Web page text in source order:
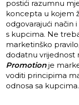
postići razumnu
koncepta u kojem
odgovarajući način
s kupcima. Ne
marketinško
dodatnu vrijednost
Promotionje
voditi principima
odnosa sa